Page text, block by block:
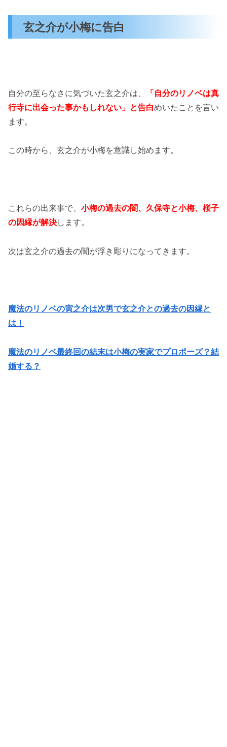
玄之介が小梅に告白
自分の至らなさに気づいた玄之介は、
「自分のリノベは真
行寺に出会った事かもしれない」と告白めいたことを言い
ます。
この時から、玄之介が小梅を意識し始めます。
これらの出来事で、 小梅の過去の闇、久保寺と小梅、桜子
の因縁が解決します。
次は玄之介の過去の闇が浮き彫りになってきます。
魔法のリノベの寅之介は次男で玄之介との過去の因縁と
は！
魔法のリノベ最終回の結末は小梅の実家でプロポーズ？結
婚する？